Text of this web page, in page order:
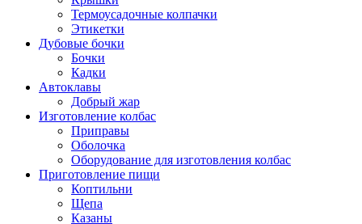
Термоусадочные колпачки
Этикетки
Дубовые бочки
Бочки
Кадки
Автоклавы
Добрый жар
Изготовление колбас
Приправы
Оболочка
Оборудование для изготовления колбас
Приготовление пищи
Коптильни
Щепа
Казаны